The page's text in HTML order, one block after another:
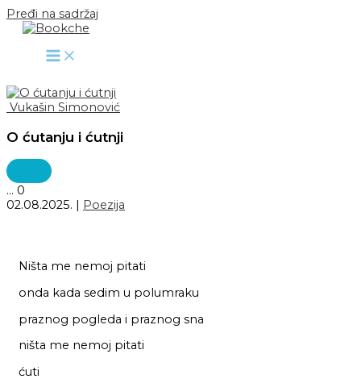
Pređi na sadržaj
Vukašin Simonović
O ćutanju i ćutnji
... 0
02.08.2025. | Poezija
Ništa me nemoj pitati
onda kada sedim u polumraku
praznog pogleda i praznog sna
ništa me nemoj pitati
ćuti